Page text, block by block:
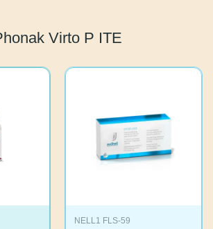
Virto P ITE
NELL1 FLS-59